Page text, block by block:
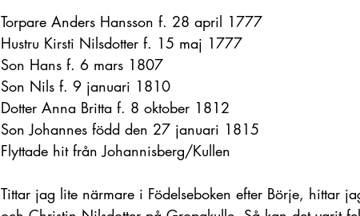
Torpare Anders Hansson f. 28 april 1777
Hustru Kirsti Nilsdotter f. 15 maj 1777
Son Hans f. 6 mars 1807
Son Nils f. 9 januari 1810
Dotter Anna Britta f. 8 oktober 1812
Son Johannes född den 27 januari 1815
Flyttade hit från Johannisberg/Kullen
Tittar jag lite närmare i Födelseboken efter Börje, hittar